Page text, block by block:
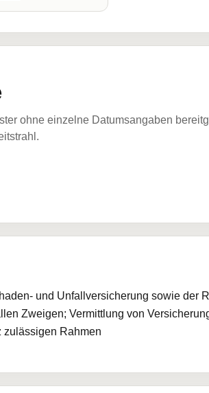
ohne einzelne Datumsangaben
und Unfallversicherung sowie der
Zweigen; Vermittlung von
zulässigen Rahmen